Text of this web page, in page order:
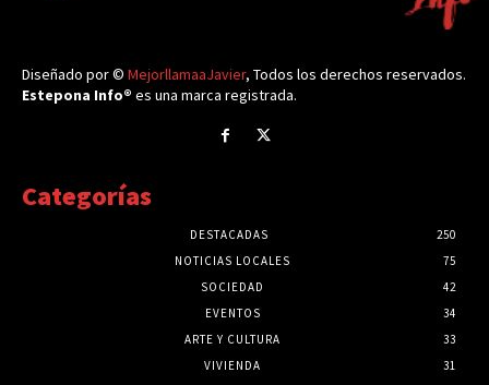
Diseñado por © MejorllamaaJavier, Todos los derechos reservados.
Estepona Info® es una marca registrada.
Categorías
DESTACADAS
250
NOTICIAS LOCALES
75
SOCIEDAD
42
EVENTOS
34
ARTE Y CULTURA
33
VIVIENDA
31